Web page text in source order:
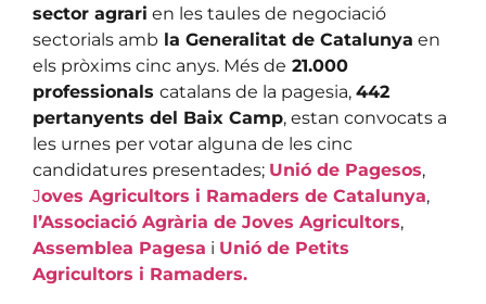
sector agrari en les taules de negociació
sectorials amb la Generalitat de Catalunya en
els pròxims cinc anys. Més de 21.000
professionals catalans de la pagesia, 442
pertanyents del Baix Camp, estan convocats a
les urnes per votar alguna de les cinc
candidatures presentades; Unió de Pagesos,
Joves Agricultors i Ramaders de Catalunya,
l’Associació Agrària de Joves Agricultors,
Assemblea Pagesa i Unió de Petits
Agricultors i Ramaders.